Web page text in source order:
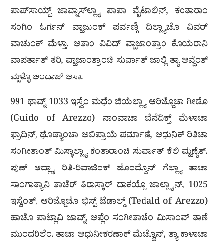
ಪಾಪ್‌ಸಾಯ್ಬ್ ಜಾವ್ನಾಸ್‌ಲ್ಲ್ಯಾ ಪಾಪಾ ವೈಟಾಲಿನ್, ಕಂತಾರಾಂ
ಸಂಗಿಂ ಓರ್ಗನ್ ವ್ಹಾಜುಂಕ್ ಪರ್ವಣ್ಗಿ ದಿಲ್ಲ್ಯಾಚೊ ವಿವರ್
ವಾಚುಂಕ್ ಮೆಳ್ತಾ. ಆತಾಂ ವಿವಿದ್ ವ್ಹಾಜಾಂತ್ರಾಂ ಕೊಯರಾನಿ
ವಾಪರ್ತಾತ್ ತರಿ, ವ್ಹಾಜಾಂತ್ರಾಂಚಿ ಸುರ್ವಾತ್ ಜಾಲ್ಲಿ ತ್ಯಾ ಆವ್ದೆಂತ್
ಮ್ಹಳ್ಳೊ ಅಂದಾಜ್ ಆಸಾ.
991 ಥಾವ್ನ್ 1033 ಇಸ್ವೆಂ ಮಧೆಂ ಜಿಯೆಲ್ಲ್ಯಾ ಆರಿಜ್ಜೊಚಾ ಗೀಡೊ
(Guido of Arezzo) ನಾಂವಾಚಾ ಬೆನೆದಿಕ್ತ್ ಮೆಳಾಚಾ
ಫ್ರಾದಿನ್, ಥೊಡ್ಯಾಂಚಾ ಅಬಿಪ್ರಾಯೆ ಪರ್ಮಾಣೆ, ಆಧುನಿಕ್ ರಿತಿಚಾ
ಸಂಗೀತಾಂತ್ ಮಿಸ್ಳಾಲ್ಲ್ಯಾ ಕಂತಾರಾಂಚಿ ಸುರ್ವಾತ್ ಕೆಲಿ ಮ್ಹಣ್ಯೆತ್.
ಪುಣ್ ಆದ್ಲ್ಯಾ ರಿತಿ-ರಿವಾಜಿಂಕ್ ಹೊಂದ್ವೊನ್ ಗೆಲ್ಲ್ಯಾ ತಾಚಾ
ಸಾಂಗಾತ್ಯಾನಿ ತಾಚೆರ್ ತಿರಾಸ್ಕಾರ್ ದಾಕಯ್ಲೊ ಜಾಲ್ಲ್ಯಾನ್, 1025
ಇಸ್ವೆಂತ್, ಆರಿಜ್ಜೊಚೊ ಭಿಸ್ಪ್ ಟೆಡಾಲ್ಡ್ (Tedald of Arezzo)
ಹಾಚೊ ಪಾಟ್ಲಾವಿ ಜಾವ್ನ್, ಆಪ್ಲೆಂ ಸಂಗೀತಾಚೆಂ ಮಿಸಾಂವ್ ತಾಣೆ
ಮುಂದರಿಲೆಂ. ತಾಚಾ ಆಧುನೀಕರಣಾಕ್ ಮೆಚ್ವೊನ್, ತ್ಯಾ ಕಾಳಾಚಾ